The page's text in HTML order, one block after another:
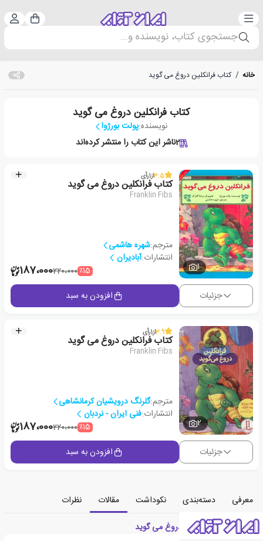
دسته‌بندی سبد
جستجوی کتاب، نویسنده و...
خانه / کتاب فرانکلین دروغ می گوید
کتاب فرانکلین دروغ می گوید
نویسنده:پولت بورژوا
2ناشر این کتاب را منتشر کرده‌اند
1
3.5از1رأی
کتاب فرانکلین دروغ می گوید
Franklin Fibs
مترجم:شهره هاشمی
انتشارات:آبادیران
٪15220،000187،000
جزئیات افزودن به سبد
2
3.9از1رأی
کتاب فرانکلین دروغ می گوید
Franklin Fibs
مترجم:گلرنگ درویشیان کرمانشاهی
انتشارات:فنی ایران - نردبان
٪15220،000187،000
جزئیات افزودن به سبد
معرفی دسته‌بندی نکوداشت مقالات
نظرات
معرفی کتاب فرانکلین دروغ می گوید